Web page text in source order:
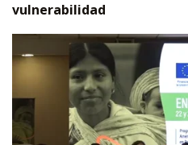
vulnerabilidad